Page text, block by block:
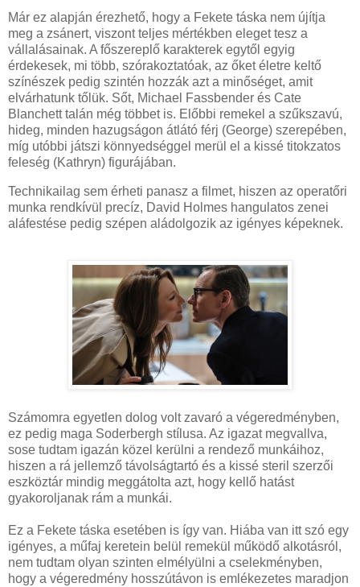
Már ez alapján érezhető, hogy a Fekete táska nem újítja
meg a zsánert, viszont teljes mértékben eleget tesz a
vállalásainak. A főszereplő karakterek egytől egyig
érdekesek, mi több, szórakoztatóak, az őket életre keltő
színészek pedig szintén hozzák azt a minőséget, amit
elvárhatunk tőlük. Sőt, Michael Fassbender és Cate
Blanchett talán még többet is. Előbbi remekel a szűkszavú,
hideg, minden hazugságon átlátó férj (George) szerepében,
míg utóbbi játszi könnyedséggel merül el a kissé titokzatos
feleség (Kathryn) figurájában.
Technikailag sem érheti panasz a filmet, hiszen az operatőri
munka rendkívül precíz, David Holmes hangulatos zenei
aláfestése pedig szépen aládolgozik az igényes képeknek.
Számomra egyetlen dolog volt zavaró a végeredményben,
ez pedig maga Soderbergh stílusa. Az igazat megvallva,
sose tudtam igazán közel kerülni a rendező munkáihoz,
hiszen a rá jellemző távolságtartó és a kissé steril szerzői
eszköztár mindig meggátolta azt, hogy kellő hatást
gyakoroljanak rám a munkái.
Ez a Fekete táska esetében is így van. Hiába van itt szó egy
igényes, a műfaj keretein belül remekül működő alkotásról,
nem tudtam olyan szinten elmélyülni a cselekményben,
hogy a végeredmény hosszútávon is emlékezetes maradjon